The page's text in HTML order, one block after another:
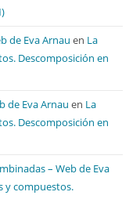
de Eva Arnau en La
Descomposición en
de Eva Arnau en La
Descomposición en
– Web de Eva
y compuestos.